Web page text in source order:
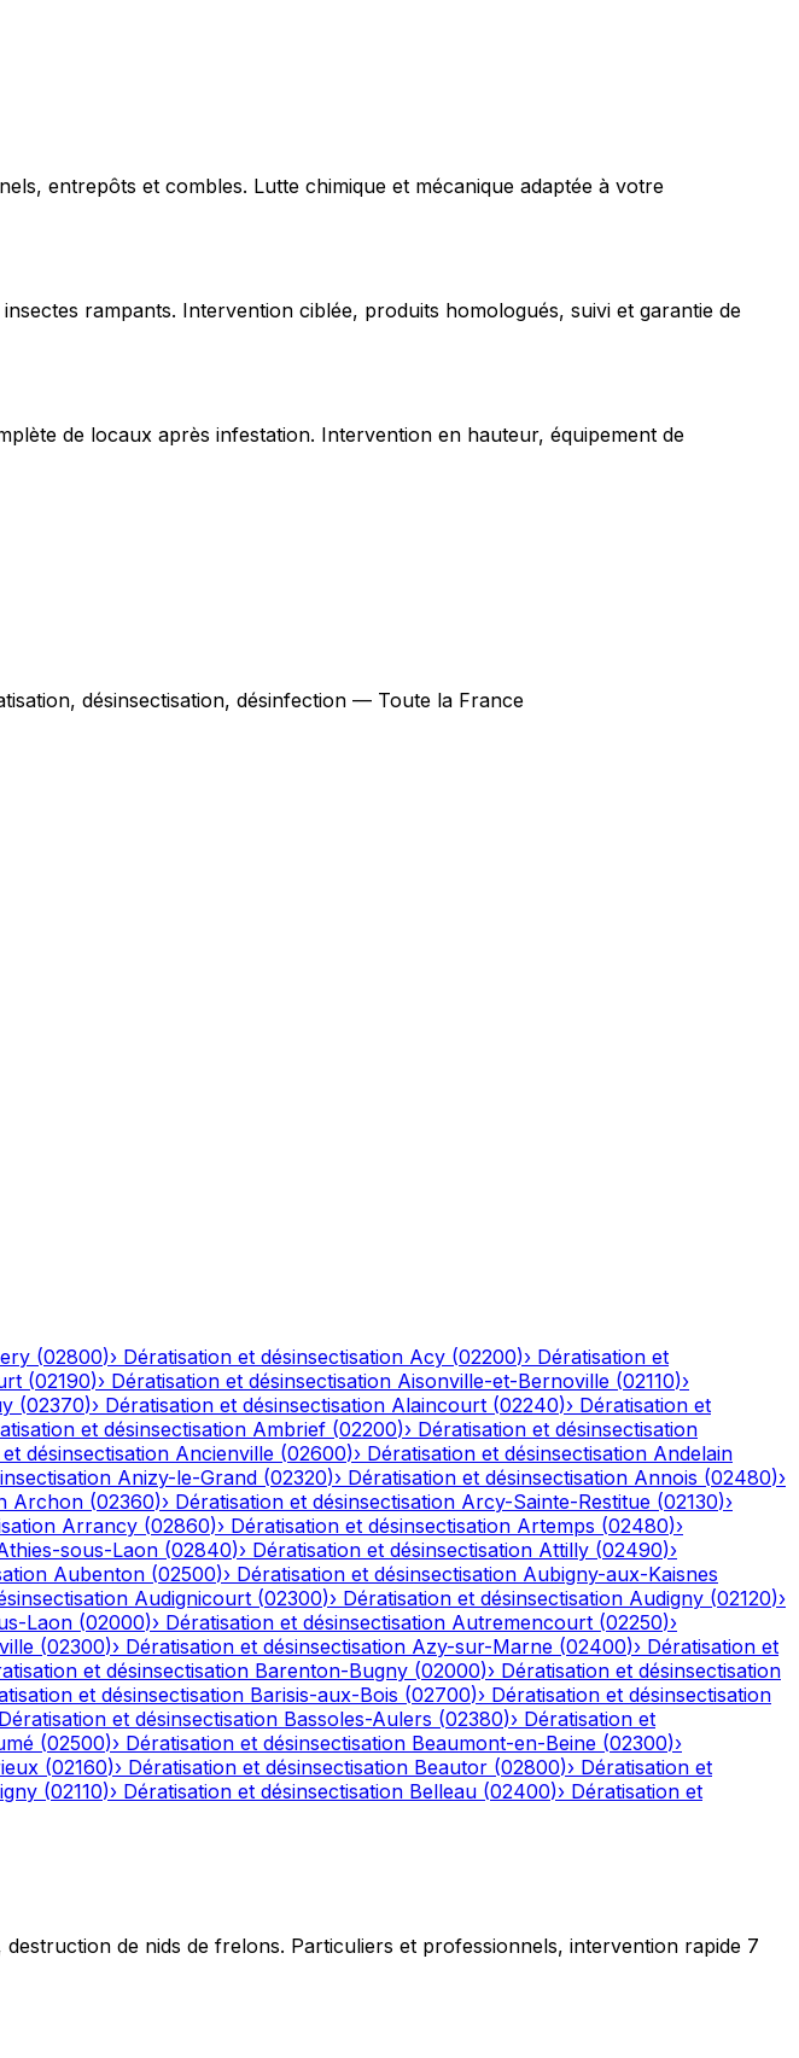
entrepôts et combles. Lutte chimique et mécanique adaptée à votre
rampants. Intervention ciblée, produits homologués, suivi et garantie de
de locaux après infestation. Intervention en hauteur, équipement de
désinsectisation, désinfection — Toute la France
(02800)› Dératisation et désinsectisation Acy (02200)› Dératisation et
(02190)› Dératisation et désinsectisation Aisonville-et-Bernoville (02110)›
(02370)› Dératisation et désinsectisation Alaincourt (02240)› Dératisation et
et désinsectisation Ambrief (02200)› Dératisation et désinsectisation
désinsectisation Ancienville (02600)› Dératisation et désinsectisation Andelain
Anizy-le-Grand (02320)› Dératisation et désinsectisation Annois (02480)›
Archon (02360)› Dératisation et désinsectisation Arcy-Sainte-Restitue (02130)›
Arrancy (02860)› Dératisation et désinsectisation Artemps (02480)›
sous-Laon (02840)› Dératisation et désinsectisation Attilly (02490)›
Aubenton (02500)› Dératisation et désinsectisation Aubigny-aux-Kaisnes
Audignicourt (02300)› Dératisation et désinsectisation Audigny (02120)›
Laon (02000)› Dératisation et désinsectisation Autremencourt (02250)›
(02300)› Dératisation et désinsectisation Azy-sur-Marne (02400)› Dératisation et
et désinsectisation Barenton-Bugny (02000)› Dératisation et désinsectisation
et désinsectisation Barisis-aux-Bois (02700)› Dératisation et désinsectisation
Dératisation et désinsectisation Bassoles-Aulers (02380)› Dératisation et
(02500)› Dératisation et désinsectisation Beaumont-en-Beine (02300)›
(02160)› Dératisation et désinsectisation Beautor (02800)› Dératisation et
(02110)› Dératisation et désinsectisation Belleau (02400)› Dératisation et
de nids de frelons. Particuliers et professionnels, intervention rapide 7